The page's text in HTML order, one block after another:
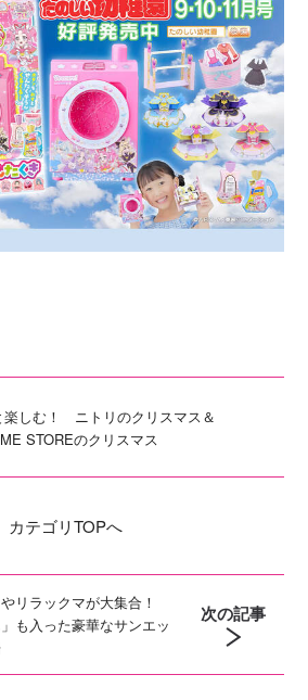
楽しむ！ ニトリのクリスマス＆
STOREのクリスマス
カテゴリTOPへ
リラックマが大集合！
も入った豪華なサンエッ
次の記事